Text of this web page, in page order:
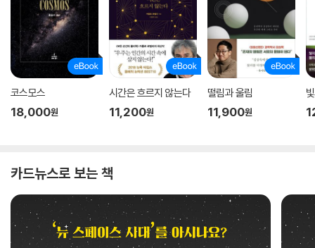
코스모스
18,000원
시간은 흐르지 않는다
11,200원
떨림과 울림
11,900원
카드뉴스로 보는 책